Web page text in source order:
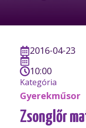
2016-04-23
10:00
Kategória
Gyerekműsor
Zsonglőr